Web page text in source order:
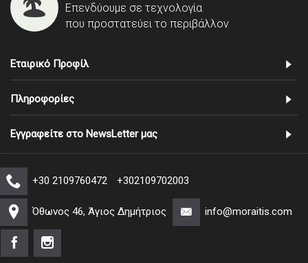
Επενδύουμε σε τεχνολογία
που προστατεύει το περιβάλλον
Εταιρικό Προφίλ
Πληροφορίες
Εγγραφείτε στο NewsLetter μας
+30 2109760472 +302109702003
Όθωνος 46, Άγιος Δημήτριος info@moraitis.com